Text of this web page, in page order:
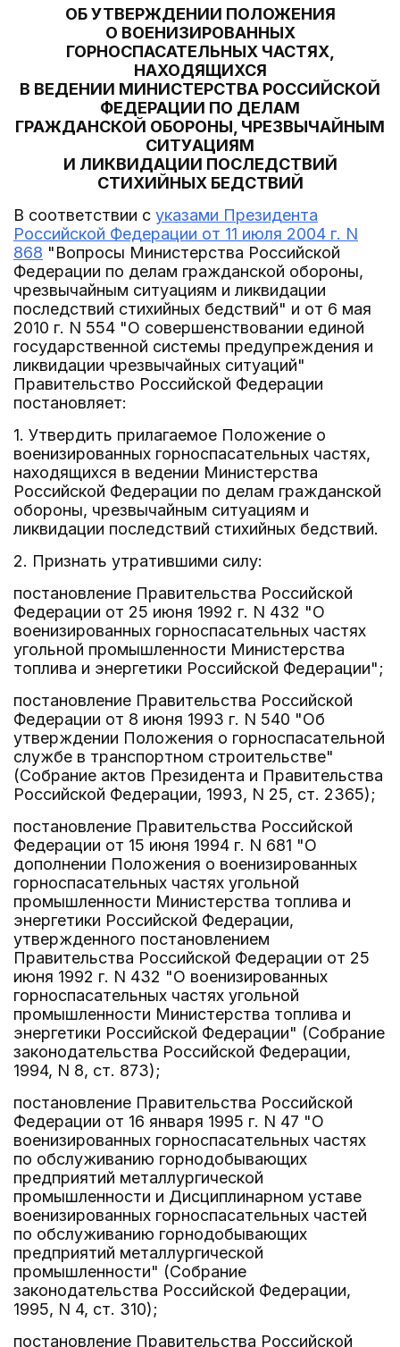
ОБ УТВЕРЖДЕНИИ ПОЛОЖЕНИЯ
О ВОЕНИЗИРОВАННЫХ
ГОРНОСПАСАТЕЛЬНЫХ ЧАСТЯХ,
НАХОДЯЩИХСЯ
В ВЕДЕНИИ МИНИСТЕРСТВА РОССИЙСКОЙ
ФЕДЕРАЦИИ ПО ДЕЛАМ
ГРАЖДАНСКОЙ ОБОРОНЫ, ЧРЕЗВЫЧАЙНЫМ
СИТУАЦИЯМ
И ЛИКВИДАЦИИ ПОСЛЕДСТВИЙ
СТИХИЙНЫХ БЕДСТВИЙ
В соответствии с указами Президента
Российской Федерации от 11 июля 2004 г. N
868 "Вопросы Министерства Российской
Федерации по делам гражданской обороны,
чрезвычайным ситуациям и ликвидации
последствий стихийных бедствий" и от 6 мая
2010 г. N 554 "О совершенствовании единой
государственной системы предупреждения и
ликвидации чрезвычайных ситуаций"
Правительство Российской Федерации
постановляет:
1. Утвердить прилагаемое Положение о
военизированных горноспасательных частях,
находящихся в ведении Министерства
Российской Федерации по делам гражданской
обороны, чрезвычайным ситуациям и
ликвидации последствий стихийных бедствий.
2. Признать утратившими силу:
постановление Правительства Российской
Федерации от 25 июня 1992 г. N 432 "О
военизированных горноспасательных частях
угольной промышленности Министерства
топлива и энергетики Российской Федерации";
постановление Правительства Российской
Федерации от 8 июня 1993 г. N 540 "Об
утверждении Положения о горноспасательной
службе в транспортном строительстве"
(Собрание актов Президента и Правительства
Российской Федерации, 1993, N 25, ст. 2365);
постановление Правительства Российской
Федерации от 15 июня 1994 г. N 681 "О
дополнении Положения о военизированных
горноспасательных частях угольной
промышленности Министерства топлива и
энергетики Российской Федерации,
утвержденного постановлением
Правительства Российской Федерации от 25
июня 1992 г. N 432 "О военизированных
горноспасательных частях угольной
промышленности Министерства топлива и
энергетики Российской Федерации" (Собрание
законодательства Российской Федерации,
1994, N 8, ст. 873);
постановление Правительства Российской
Федерации от 16 января 1995 г. N 47 "О
военизированных горноспасательных частях
по обслуживанию горнодобывающих
предприятий металлургической
промышленности и Дисциплинарном уставе
военизированных горноспасательных частей
по обслуживанию горнодобывающих
предприятий металлургической
промышленности" (Собрание
законодательства Российской Федерации,
1995, N 4, ст. 310);
постановление Правительства Российской